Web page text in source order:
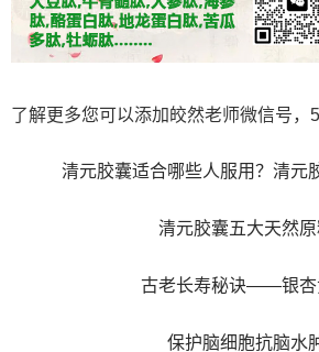
了解更多您可以添加皎然老师微信号，
清元胶囊适合哪些人服用？清元
清元胶囊五大天然
古老长寿秘诀——银杏
保护脑细胞抗脑水